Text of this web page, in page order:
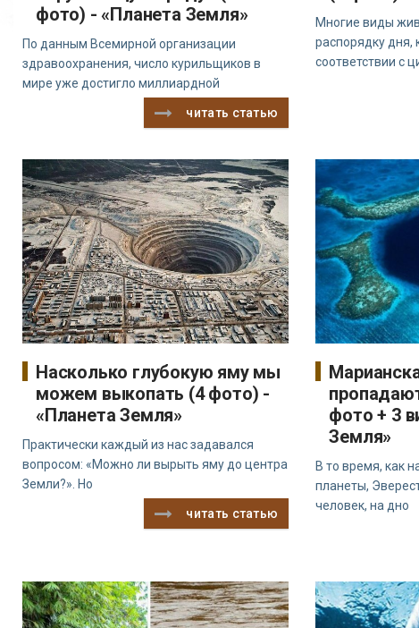
фото) - «Планета Земля»
По данным Всемирной организации
здравоохранения, число курильщиков в
мире уже достигло миллиардной
читать статью
Многие виды
распорядку дня,
соответствии с
Насколько глубокую яму мы
можем выкопать (4 фото) -
«Планета Земля»
Практически каждый из нас задавался
вопросом: «Можно ли вырыть яму до центра
Земли?». Но
читать статью
фото + 3
Земля»
В то время, как
планеты,
человек, на дно